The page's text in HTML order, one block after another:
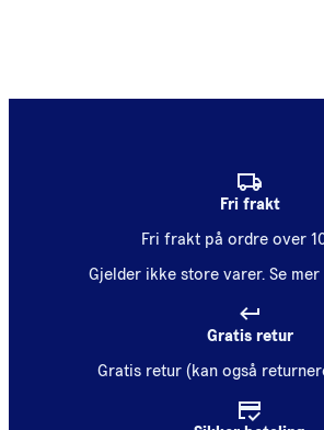
Fri frakt
Fri frakt på ordre over
Gjelder ikke store varer. Se
Gratis retur
Gratis retur (kan også